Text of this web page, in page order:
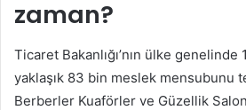
zaman?
Ticaret Bakanlığı’nın ülke genelinde
yaklaşık 83 bin meslek mensubunu
Berberler Kuaförler ve Güzellik